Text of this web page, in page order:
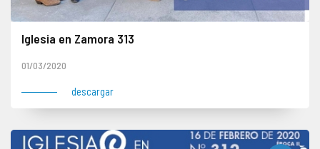
Iglesia en Zamora 313
01/03/2020
descargar